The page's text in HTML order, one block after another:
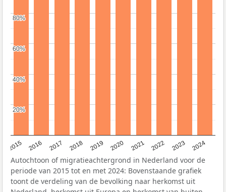
2015 2016 2017 2018 2019 2020 2021 2022 2023 2024
20%
20%
40%
40%
60%
60%
80%
80%
Autochtoon of migratieachtergrond in Nederland voor de
periode van 2015 tot en met 2024: Bovenstaande grafiek
toont de verdeling van de bevolking naar herkomst uit